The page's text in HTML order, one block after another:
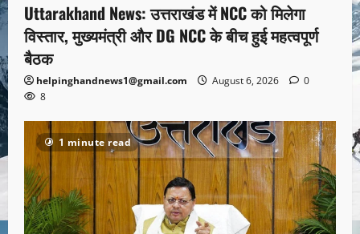
Uttarakhand News: उत्तराखंड में NCC को मिलेगा
विस्तार, मुख्यमंत्री और DG NCC के बीच हुई महत्वपूर्ण
बैठक
helpinghandnews1@gmail.com August 6, 2026
0
8
1 minute read